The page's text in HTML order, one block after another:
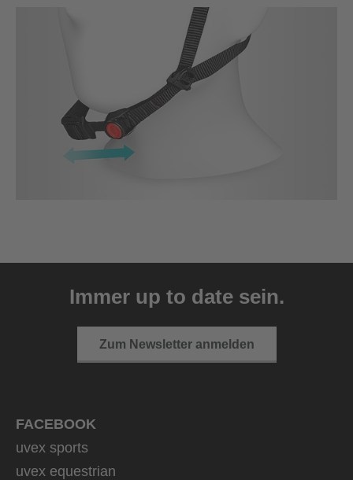
Immer up to date sein.
Zum Newsletter anmelden
FACEBOOK
uvex sports
uvex equestrian